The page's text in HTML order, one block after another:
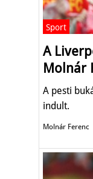
Sport
A
Molnár
A pesti
indult.
Molnár Ferenc